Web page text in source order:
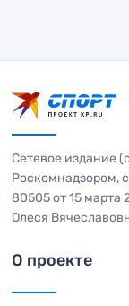
Сетевое издание
Роскомнадзором,
80505 от 15 марта
Олеся
О проекте